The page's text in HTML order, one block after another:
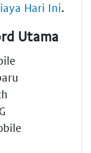
Hari Ini.
Utama